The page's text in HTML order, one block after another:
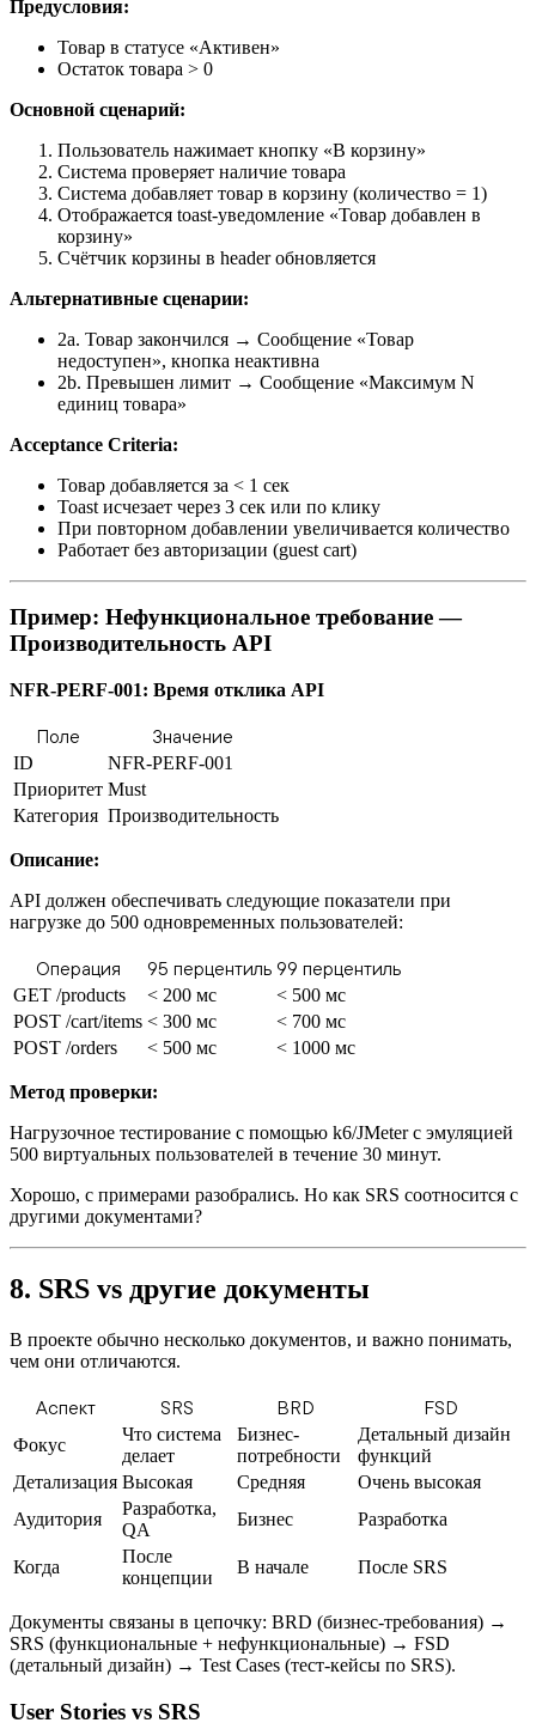
Предусловия:
Товар в статусе «Активен»
Остаток товара > 0
Основной сценарий:
Пользователь нажимает кнопку «В корзину»
Система проверяет наличие товара
Система добавляет товар в корзину (количество = 1)
Отображается toast-уведомление «Товар добавлен в
корзину»
Счётчик корзины в header обновляется
Альтернативные сценарии:
2a. Товар закончился → Сообщение «Товар
недоступен», кнопка неактивна
2b. Превышен лимит → Сообщение «Максимум N
единиц товара»
Acceptance Criteria:
Товар добавляется за < 1 сек
Toast исчезает через 3 сек или по клику
При повторном добавлении увеличивается количество
Работает без авторизации (guest cart)
Пример: Нефункциональное требование —
Производительность API
NFR-PERF-001: Время отклика API
Поле Значение
ID
NFR-PERF-001
Приоритет Must
Категория Производительность
Описание:
API должен обеспечивать следующие показатели при
нагрузке до 500 одновременных пользователей:
Операция 95 перцентиль 99 перцентиль
GET /products < 200 мс
< 500 мс
POST /cart/items < 300 мс
< 700 мс
POST /orders
< 500 мс < 1000 мс
Метод проверки:
Нагрузочное тестирование с помощью k6/JMeter с эмуляцией
500 виртуальных пользователей в течение 30 минут.
Хорошо, с примерами разобрались. Но как SRS соотносится с
другими документами?
8. SRS vs другие документы
В проекте обычно несколько документов, и важно понимать,
чем они отличаются.
Аспект SRS BRD FSD
Фокус
Что система
делает
Бизнес-
потребности
Детальный дизайн
функций
Детализация Высокая Средняя
Очень высокая
Аудитория
Разработка,
QA
Бизнес Разработка
Когда
После
концепции
В начале После SRS
Документы связаны в цепочку: BRD (бизнес-требования) →
SRS (функциональные + нефункциональные) → FSD
(детальный дизайн) → Test Cases (тест-кейсы по SRS).
User Stories vs SRS